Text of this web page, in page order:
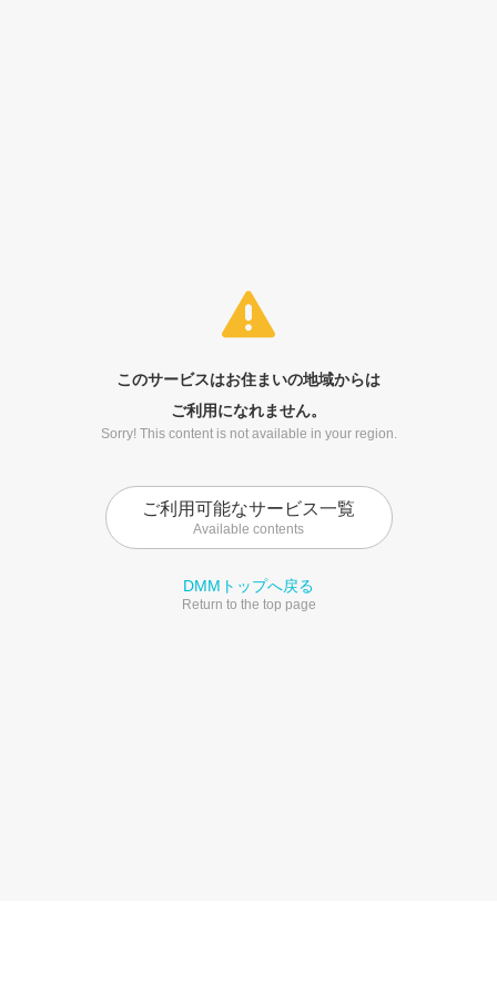
このサービスはお住まいの地域からは
ご利用になれません。
Sorry! This content is not available in your region.
ご利用可能なサービス一覧
Available contents
DMMトップへ戻る
Return to the top page